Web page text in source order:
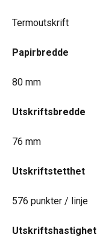
Termoutskrift
Papirbredde
80 mm
Utskriftsbredde
76 mm
Utskriftstetthet
576 punkter / linje
Utskriftshastighet